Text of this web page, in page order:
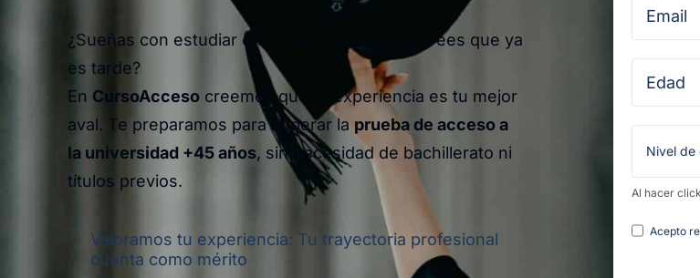
¿Sueñas con estudiar en la universidad pero crees que ya
es tarde?
En CursoAcceso creemos que tu experiencia es tu mejor
aval. Te preparamos para superar la prueba de acceso a
la universidad +45 años, sin necesidad de bachillerato ni
títulos previos.
Valoramos tu experiencia: Tu trayectoria profesional
cuenta como mérito
Al hacer
Acepto